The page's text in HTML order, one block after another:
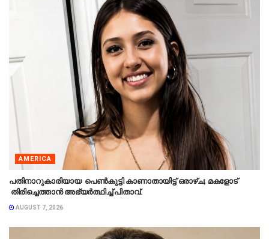
AMERICA
പതിനാറുകാരിയായ പെൺകുട്ടി കാണാതായിട്ട് ഒരാഴ്ച; മകളോട്
തിരിച്ചെത്താൻ അഭ്യർത്ഥിച്ച് പിതാവ്.
AUGUST 7, 2026